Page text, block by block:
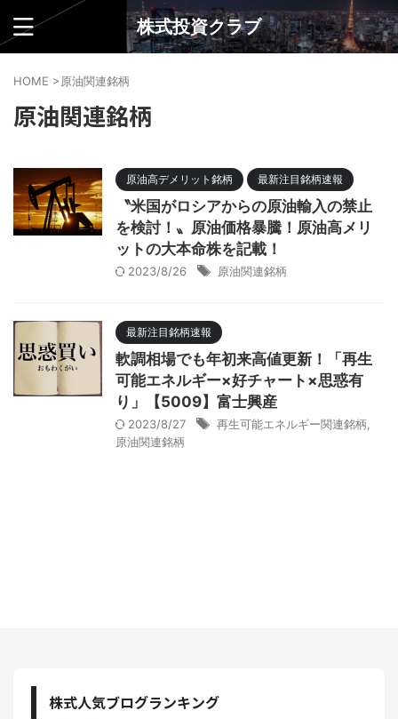
株式投資クラブ
HOME >原油関連銘柄
原油関連銘柄
原油高デメリット銘柄 最新注目銘柄速報
〝米国がロシアからの原油輸入の禁止
を検討！〟原油価格暴騰！原油高メリ
ットの大本命株を記載！
2023/8/26 原油関連銘柄
最新注目銘柄速報
軟調相場でも年初来高値更新！「再生
可能エネルギー×好チャート×思惑有
り」【5009】富士興産
2023/8/27 再生可能エネルギー関連銘柄
原油関連銘柄
株式人気ブログランキング